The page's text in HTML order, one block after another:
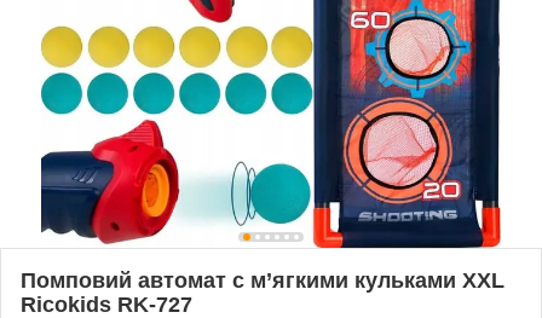
Помповий автомат c м’ягкими кульками XXL
Ricokids RK-727